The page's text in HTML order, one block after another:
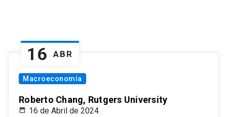
16 ABR
Macroeconomía
Roberto Chang, Rutgers University
16 de Abril de 2024